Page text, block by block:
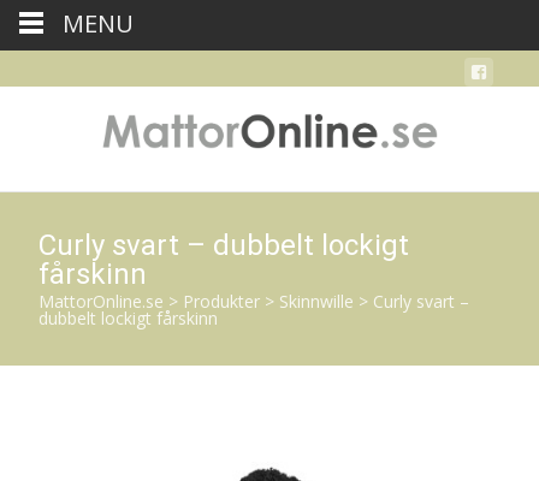
Curly svart – dubbelt lockigt
fårskinn
MattorOnline.se > Produkter > Skinnwille > Curly svart –
dubbelt lockigt fårskinn
MENU